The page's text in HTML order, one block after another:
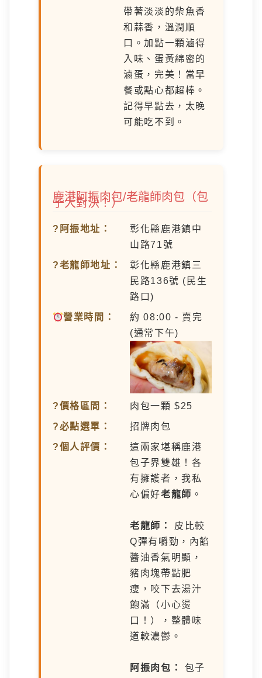
帶著淡淡的柴魚香
和蒜香，溫潤順
口。加點一顆滷得
入味、蛋黃綿密的
滷蛋，完美！當早
餐或點心都超棒。
記得早點去，太晚
可能吃不到。
鹿港阿振肉包/老龍師肉包（包
子大對決！）
?阿振地址：
彰化縣鹿港鎮中
山路71號
?老龍師地址：
彰化縣鹿港鎮三
民路136號 (民生
路口)
營業時間：
約 08:00 - 賣完
(通常下午)
?價格區間： 肉包一顆 $25
?必點選單： 招牌肉包
?個人評價：
這兩家堪稱鹿港
包子界雙雄！各
有擁護者，我私
心偏好老龍師 。
老龍師：
皮比較
Q彈有嚼勁，內餡
醬油香氣明顯，
豬肉塊帶點肥
瘦，咬下去湯汁
飽滿（小心燙
口！），整體味
道較濃鬱。
阿振肉包：
包子